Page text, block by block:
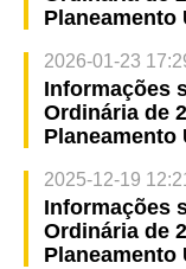
Planeamento
2026-01-23
Informações
Ordinária de
Planeamento
2025-12-19
Informações
Ordinária de
Planeamento